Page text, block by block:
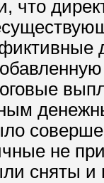
что
не
сняты